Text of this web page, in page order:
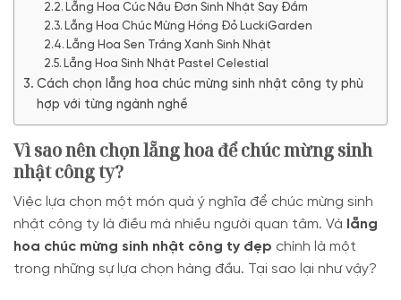
Lẵng Hoa Cúc Nâu Đơn Sinh Nhật Say Đắm
Lẵng Hoa Chúc Mừng Hồng Đỏ LuckiGarden
Lẵng Hoa Sen Trắng Xanh Sinh Nhật
Lẵng Hoa Sinh Nhật Pastel Celestial
Cách chọn lẵng hoa chúc mừng sinh nhật công ty phù
hợp với từng ngành nghề
Vì sao nên chọn lẵng hoa để chúc mừng sinh
nhật công ty?
Việc lựa chọn một món quà ý nghĩa để chúc mừng sinh
nhật công ty là điều mà nhiều người quan tâm. Và lẵng
hoa chúc mừng sinh nhật công ty đẹp chính là một
trong những sự lựa chọn hàng đầu. Tại sao lại như vậy?